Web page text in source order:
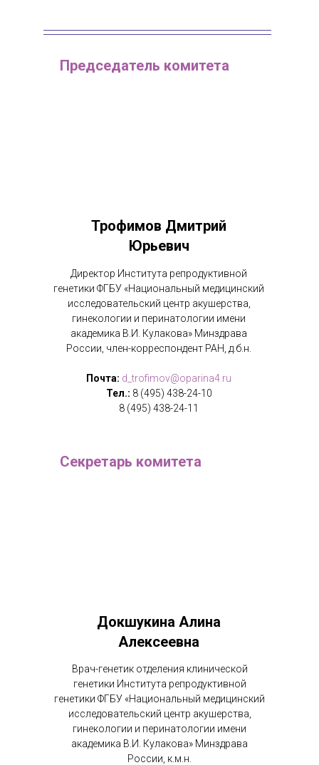
Трофимов Дмитрий
Юрьевич
Директор Института репродуктивной
генетики ФГБУ «Национальный медицинский
исследовательский центр акушерства,
гинекологии и перинатологии имени
академика В.И. Кулакова» Минздрава
России, член-корреспондент РАН, д.б.н.
Почта: d_trofimov@oparina4.ru
Тел.: 8 (495) 438-24-10
8 (495) 438-24-11
Докшукина Алина
Алексеевна
Врач-генетик отделения клинической
генетики Института репродуктивной
генетики ФГБУ «Национальный медицинский
исследовательский центр акушерства,
гинекологии и перинатологии имени
академика В.И. Кулакова» Минздрава
России, к.м.н.
Председатель комитета
Секретарь комитета